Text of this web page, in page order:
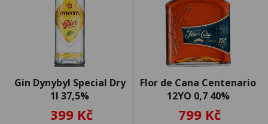
Gin Dynybyl Special Dry
1l 37,5%
399 Kč
Flor de Cana Centenario
12YO 0,7 40%
799 Kč